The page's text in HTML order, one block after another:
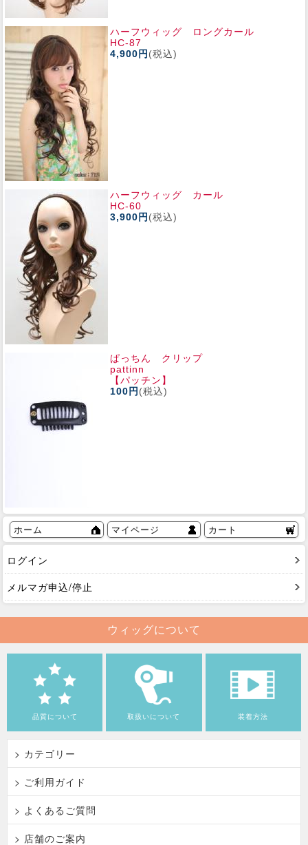
ハーフウィッグ ロングカール
HC-87
4,900円 (税込)
ハーフウィッグ カール
HC-60
3,900円 (税込)
ぱっちん クリップ
pattinn
【パッチン】
100円 (税込)
ホーム マイページ カート
ログイン
メルマガ申込/停止
ウィッグについて
品質について 取扱いについて 装着方法
> カテゴリー
> ご利用ガイド
> よくあるご質問
> 店舗のご案内